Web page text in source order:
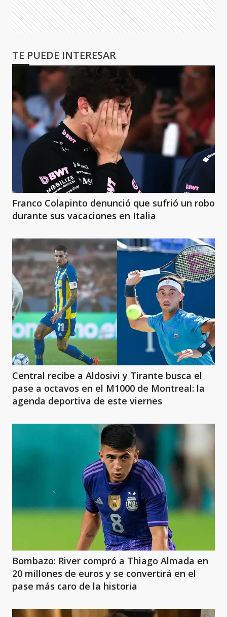
TE PUEDE INTERESAR
Franco Colapinto denunció que sufrió un robo
durante sus vacaciones en Italia
Central recibe a Aldosivi y Tirante busca el
pase a octavos en el M1000 de Montreal: la
agenda deportiva de este viernes
Bombazo: River compró a Thiago Almada en
20 millones de euros y se convertirá en el
pase más caro de la historia